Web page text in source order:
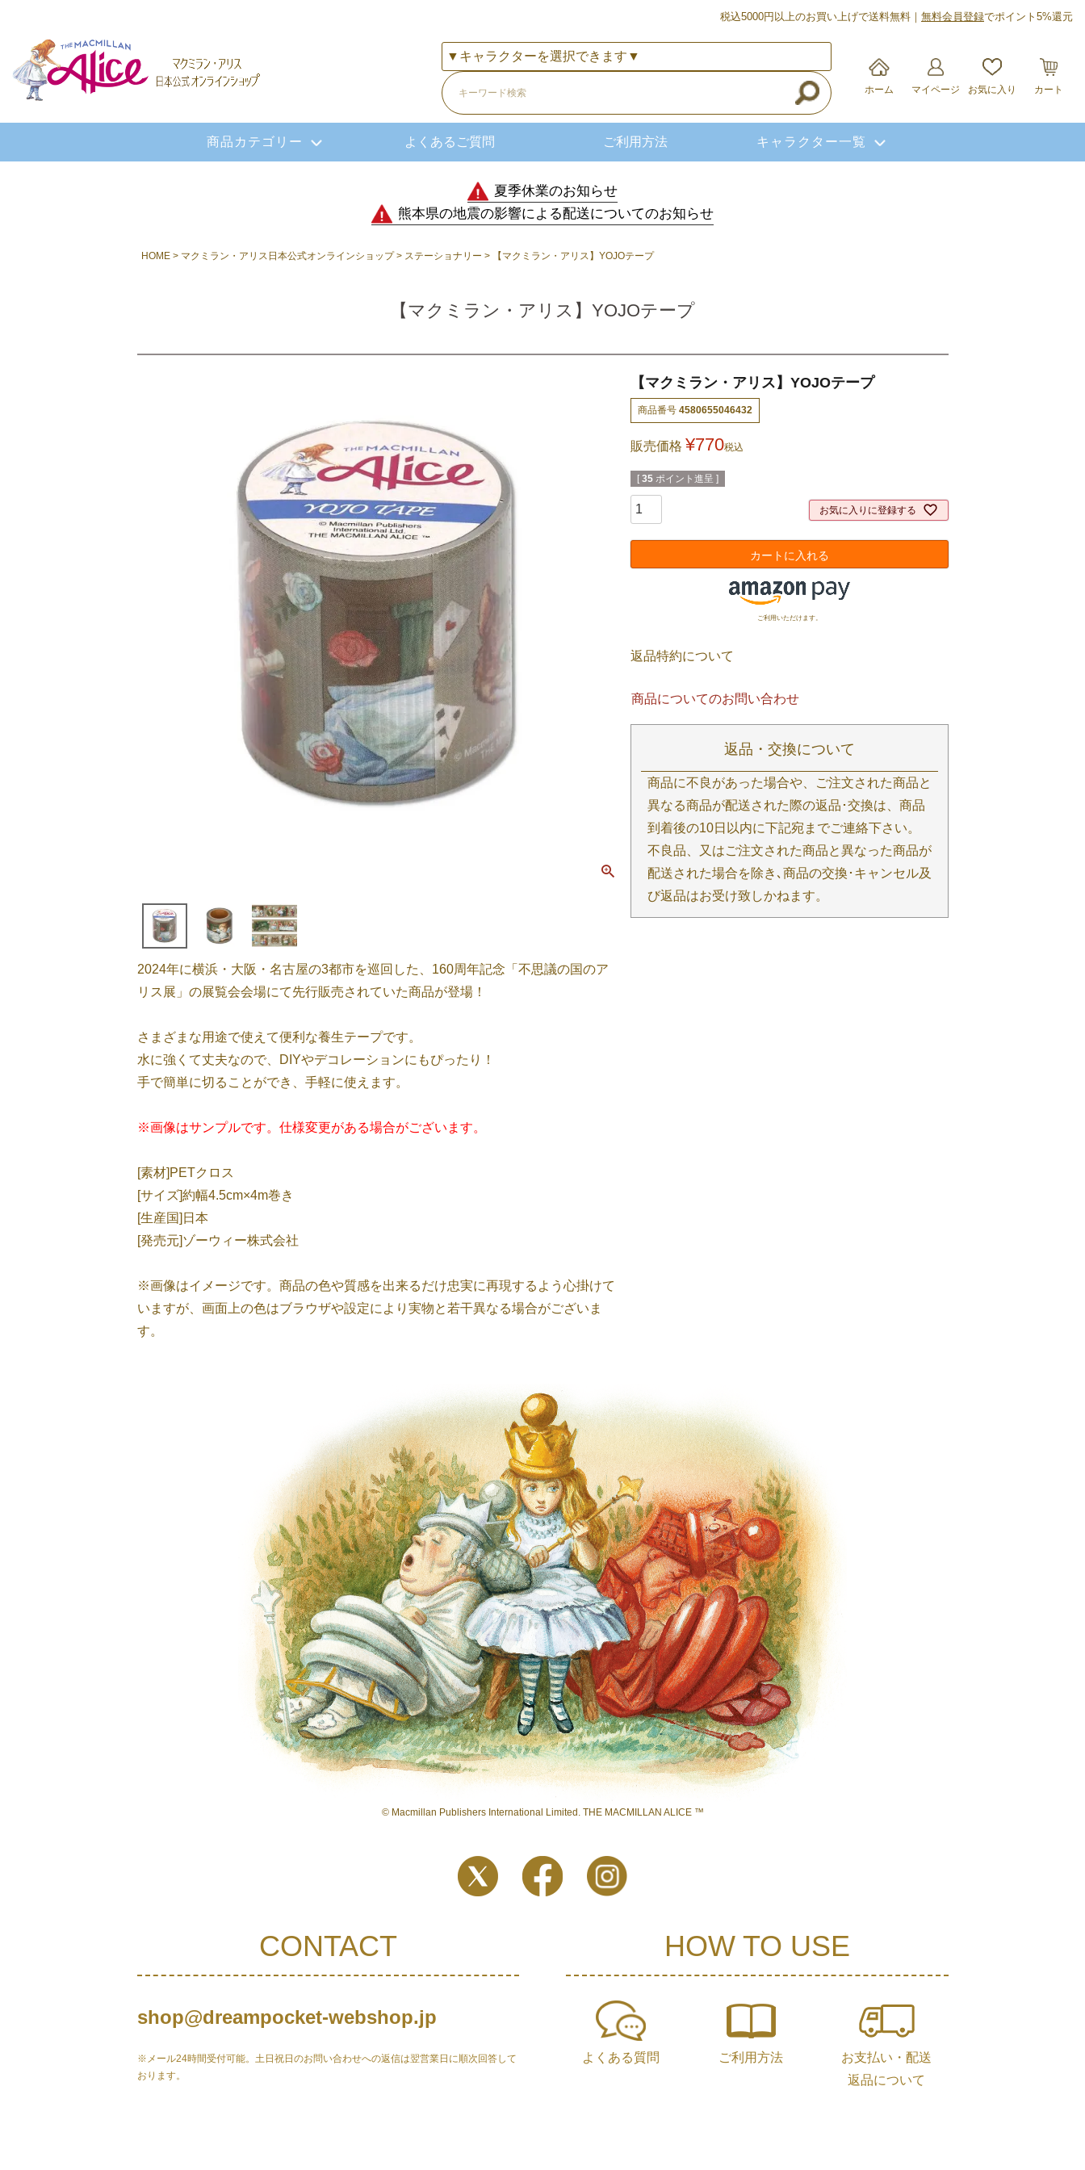
税込5000円以上のお買い上げで送料無料｜ 無料会員登録でポイント5%還元
ホーム マイページ お気に入り カート
商品カテゴリー よくあるご質問 ご利用方法 キャラクター一覧
夏季休業のお知らせ
熊本県の地震の影響による配送についてのお知らせ
HOME マクミラン・アリス日本公式オンラインショップ ステーショナリー 【マクミラン・アリス】YOJOテープ
【マクミラン・アリス】YOJOテープ
2024年に横浜・大阪・名古屋の3都市を巡回した、160周年記念「不思議の国のア
リス展」の展覧会会場にて先行販売されていた商品が登場！
さまざまな用途で使えて便利な養生テープです。
水に強くて丈夫なので、DIYやデコレーションにもぴったり！
手で簡単に切ることができ、手軽に使えます。
※画像はサンプルです。仕様変更がある場合がございます。
[素材]PETクロス
[サイズ]約幅4.5cm×4m巻き
[生産国]日本
[発売元]ゾーウィー株式会社
※画像はイメージです。商品の色や質感を出来るだけ忠実に再現するよう心掛けて
いますが、画面上の色はブラウザや設定により実物と若干異なる場合がございま
す。
【マクミラン・アリス】YOJOテープ
商品番号 4580655046432
販売価格 ¥770税込
[ 35 ポイント進呈 ]
お気に入りに登録する
カートに入れる
ご利用いただけます。
返品特約について
商品についてのお問い合わせ
返品・交換について
商品に不良があった場合や、ご注文された商品と
異なる商品が配送された際の返品･交換は、商品
到着後の10日以内に下記宛までご連絡下さい。
不良品、又はご注文された商品と異なった商品が
配送された場合を除き､商品の交換･キャンセル及
び返品はお受け致しかねます。
© Macmillan Publishers International Limited. THE MACMILLAN ALICE ™
CONTACT
shop@dreampocket-webshop.jp
※メール24時間受付可能。土日祝日のお問い合わせへの返信は翌営業日に順次回答して
おります。
HOW TO USE
よくある質問 ご利用方法
お支払い・配送
返品について